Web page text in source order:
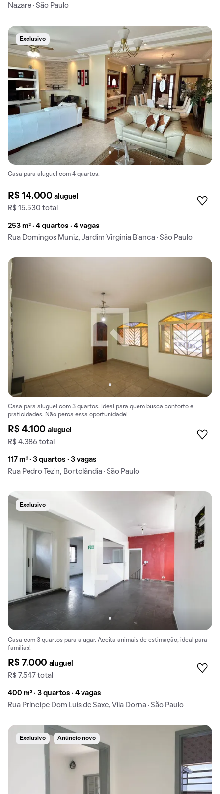
Nazare · São Paulo
Exclusivo
Casa para aluguel com 4 quartos.
R$ 14.000aluguel
R$ 15.530 total
253 m² · 4 quartos · 4 vagas
Rua Domingos Muniz, Jardim Virginia Bianca · São Paulo
Casa para aluguel com 3 quartos. Ideal para quem busca conforto e
praticidades. Não perca essa oportunidade!
R$ 4.100 aluguel
R$ 4.386 total
117 m² · 3 quartos · 3 vagas
Rua Pedro Tezin, Bortolândia · São Paulo
Exclusivo
Casa com 3 quartos para alugar. Aceita animais de estimação, ideal para
famílias!
R$ 7.000 aluguel
R$ 7.547 total
400 m² · 3 quartos · 4 vagas
Rua Príncipe Dom Luís de Saxe, Vila Dorna · São Paulo
Exclusivo Anúncio novo